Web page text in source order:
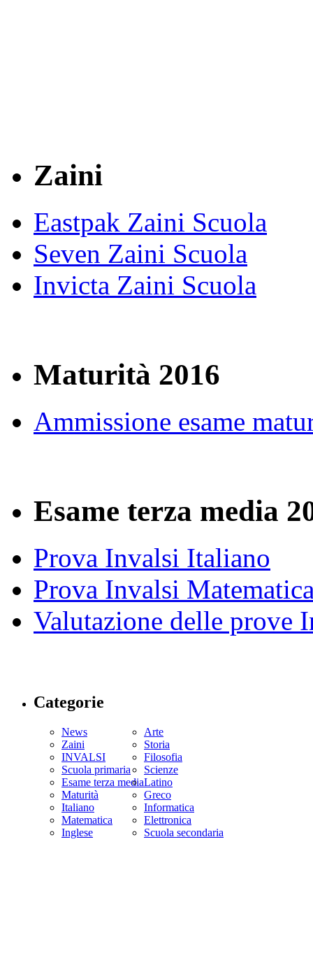
Zaini
Eastpak Zaini Scuola
Seven Zaini Scuola
Invicta Zaini Scuola
Maturità 2016
Ammissione esame
Esame terza media
Prova Invalsi Italiano
Prova Invalsi
Valutazione delle prove
Categorie
News
Zaini
INVALSI
Scuola primaria
Esame terza media
Maturità
Italiano
Matematica
Inglese
Arte
Storia
Filosofia
Scienze
Latino
Greco
Informatica
Elettronica
Scuola secondaria